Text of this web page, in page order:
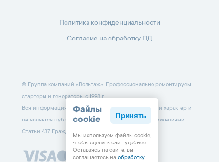
Политика конфиденциальности
Согласие на обработку ПД
© Группа компаний «Вольтаж». Профессионально ремонтируем
стартеры и генераторы с 1998 г.
Вся информация на данном сайте носит справочный характер и
не является публичной офертой, определяемой положениями
Статьи 437 Гражданского кодекса РФ.
Файлы
cookie
Принять
Мы используем файлы cookie,
чтобы cделать сайт удобнее.
Оставаясь на сайте, вы
соглашаетесь наобработку